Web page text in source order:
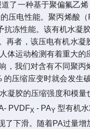
了一种基于聚偏氟乙
压电性能。聚丙烯酸（
抗冻性能。该有机水凝
再者，该压电有机水凝
体运动检测有着重大的
，我们对含有不同聚丙
压缩应变时就会发生
凝胶的压缩强度和模量
PVDFX - PAY 型有机
下滑。随着PA过量增